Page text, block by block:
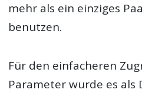
mehr als ein einziges
benutzen.
Für den einfacheren
Parameter wurde es als